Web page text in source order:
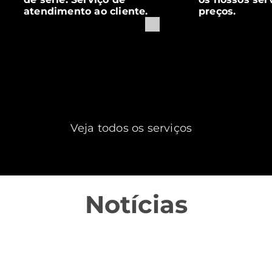
atendimento ao cliente.
preços.
Veja todos os serviços
Notícias